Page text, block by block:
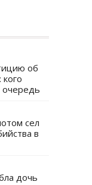
об
очередь
сел
в
дочь